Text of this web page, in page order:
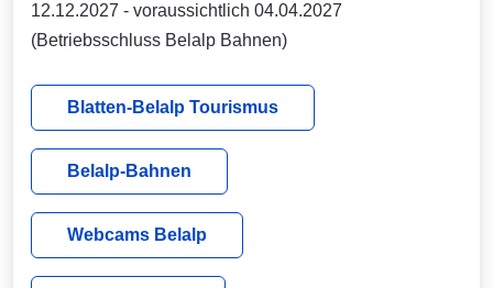
12.12.2027 - voraussichtlich 04.04.2027
(Betriebsschluss Belalp Bahnen)
Blatten-Belalp Tourismus
Belalp-Bahnen
Webcams Belalp